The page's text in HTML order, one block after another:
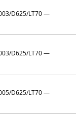
D625/LT70 —
D625/LT70 —
D625/LT70 —